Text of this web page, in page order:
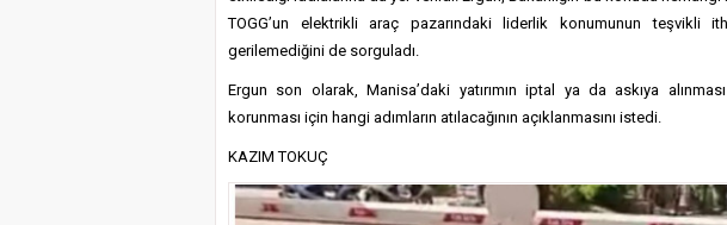
TOGG’un elektrikli araç pazarındaki liderlik konumunun teşvikli
gerilemediğini de sorguladı.
Ergun son olarak, Manisa’daki yatırımın iptal ya da askıya
korunması için hangi adımların atılacağının açıklanmasını istedi.
KAZIM TOKUÇ